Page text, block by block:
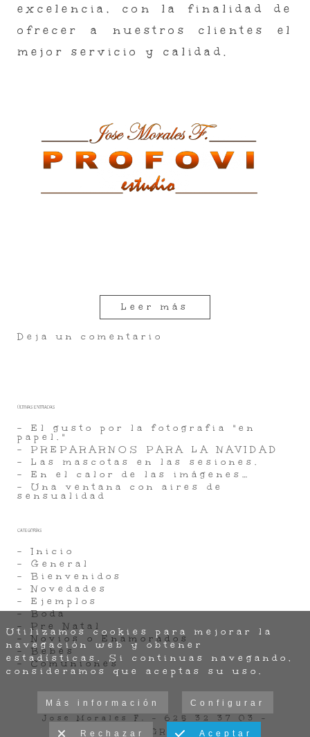
excelencia, con la finalidad de
ofrecer a nuestros clientes el
mejor servicio y calidad.
Leer más
Deja un comentario
ÚLTIMAS ENTRADAS
- El gusto por la fotografia "en
papel."
- PREPARARNOS PARA LA NAVIDAD
- Las mascotas en las sesiones.
- En el calor de las imágenes…
- Una ventana con aires de
sensualidad
CATEGORÍAS
- Inicio
- General
- Bienvenidos
- Novedades
- Ejemplos
- Boda
- Pre Natal
- Novios o Enamorados
- Bebés
- Comuniones
Jose Morales F. - 625 32 37 03 -
FOTÓGRAFO
Utilizamos cookies para mejorar la
navegación web y obtener
estadísticas. Si continuas navegando,
consideramos que aceptas su uso.
Más información Configurar
Rechazar Aceptar